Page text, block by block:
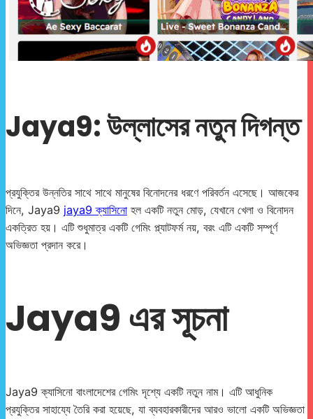
Jaya9: উল্লাসের নতুন দিগন্ত
প্রযুক্তির উন্নতির সাথে সাথে মানুষের বিনোদনের ধরণে পরিবর্তন এসেছে। আজকের
দিনে, Jaya9 jaya9 ক্যাসিনো হল একটি নতুন মোড়, যেখানে খেলা ও বিনোদন
একত্রিত হয়। এটি শুধুমাত্র একটি গেমিং প্ল্যাটফর্ম নয়, বরং এটি একটি সম্পূর্ণ
অভিজ্ঞতা প্রদান করে।
Jaya9 এর সূচনা
Jaya9 ক্যাসিনো বাংলাদেশের গেমিং দৃশ্যে একটি নতুন নাম। এটি আধুনিক
প্রযুক্তির সাহায্যে তৈরি করা হয়েছে, যা ব্যবহারকারীদের আরও ভালো একটি অভিজ্ঞতা